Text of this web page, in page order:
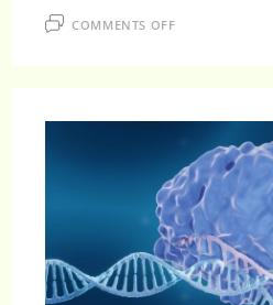
COMMENTS OFFON
学
場、
2033
年
ま
で
に
119
億
2,000
万
米